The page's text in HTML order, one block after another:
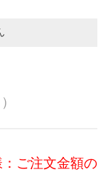
ご注文金額の